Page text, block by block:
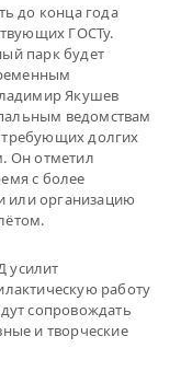
до конца года
ГОСТу.
парк будет
Якушев
ведомствам
долгих
Он отметил
с более
или организацию
усилит
работу
сопровождать
и творческие